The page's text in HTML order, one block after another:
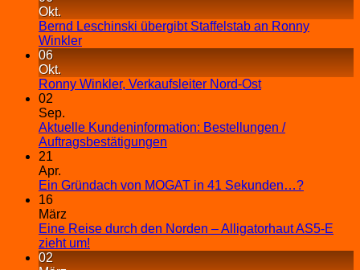
Okt.
Bernd Leschinski übergibt Staffelstab an Ronny
Winkler
06
Okt.
Ronny Winkler, Verkaufsleiter Nord-Ost
02
Sep.
Aktuelle Kundeninformation: Bestellungen /
Auftragsbestätigungen
21
Apr.
Ein Gründach von MOGAT in 41 Sekunden…?
16
März
Eine Reise durch den Norden – Alligatorhaut AS5-E
zieht um!
02